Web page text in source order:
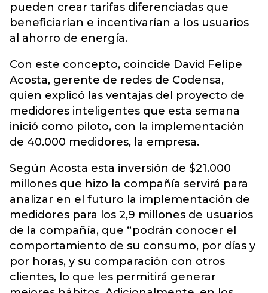
pueden crear tarifas diferenciadas que
beneficiarían e incentivarían a los usuarios
al ahorro de energía.
Con este concepto, coincide David Felipe
Acosta, gerente de redes de Codensa,
quien explicó las ventajas del proyecto de
medidores inteligentes que esta semana
inició como piloto, con la implementación
de 40.000 medidores, la empresa.
Según Acosta esta inversión de $21.000
millones que hizo la compañía servirá para
analizar en el futuro la implementación de
medidores para los 2,9 millones de usuarios
de la compañía, que “podrán conocer el
comportamiento de su consumo, por días y
por horas, y su comparación con otros
clientes, lo que les permitirá generar